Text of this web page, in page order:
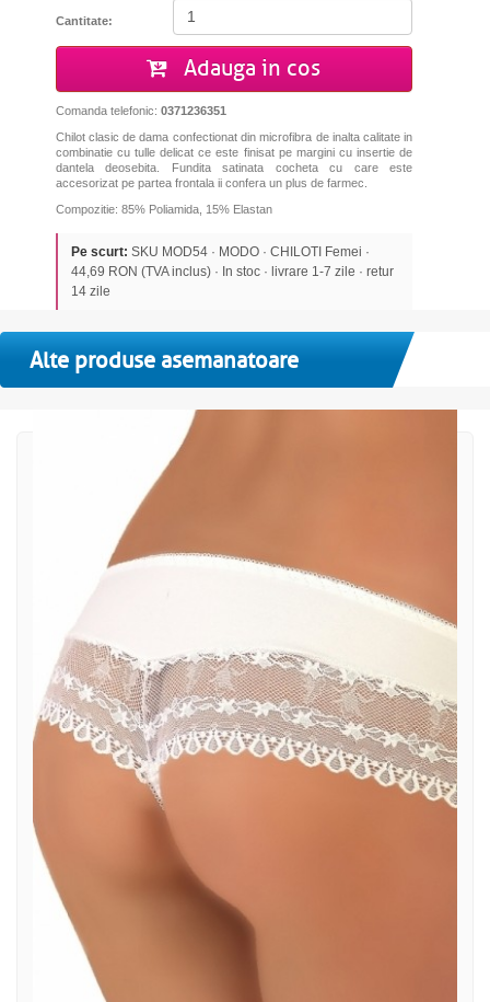
Cantitate:
Adauga in cos
Comanda telefonic: 0371236351
Chilot clasic de dama confectionat din microfibra de inalta calitate in
combinatie cu tulle delicat ce este finisat pe margini cu insertie de
dantela deosebita. Fundita satinata cocheta cu care este
accesorizat pe partea frontala ii confera un plus de farmec.
Compozitie: 85% Poliamida, 15% Elastan
Pe scurt: SKU MOD54 · MODO · CHILOTI Femei ·
44,69 RON (TVA inclus) · In stoc · livrare 1-7 zile · retur
14 zile
Alte produse asemanatoare